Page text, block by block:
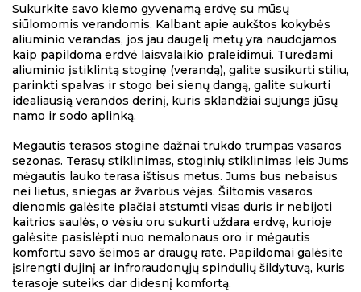
Sukurkite savo kiemo gyvenamą erdvę su mūsų
siūlomomis verandomis. Kalbant apie aukštos kokybės
aliuminio verandas, jos jau daugelį metų yra naudojamos
kaip papildoma erdvė laisvalaikio praleidimui. Turėdami
aliuminio įstiklintą stoginę (verandą), galite susikurti stiliu,
parinkti spalvas ir stogo bei sienų dangą, galite sukurti
idealiausią verandos derinį, kuris sklandžiai sujungs jūsų
namo ir sodo aplinką.
Mėgautis terasos stogine dažnai trukdo trumpas vasaros
sezonas. Terasų stiklinimas, stoginių stiklinimas leis Jums
mėgautis lauko terasa ištisus metus. Jums bus nebaisus
nei lietus, sniegas ar žvarbus vėjas. Šiltomis vasaros
dienomis galėsite plačiai atstumti visas duris ir nebijoti
kaitrios saulės, o vėsiu oru sukurti uždara erdvę, kurioje
galėsite pasislėpti nuo nemalonaus oro ir mėgautis
komfortu savo šeimos ar draugų rate. Papildomai galėsite
įsirengti dujinį ar infroraudonųjų spindulių šildytuvą, kuris
terasoje suteiks dar didesnį komfortą.